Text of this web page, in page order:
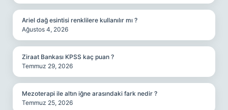
Ariel dağ esintisi renklilere kullanılır mı ?
Ağustos 4, 2026
Ziraat Bankası KPSS kaç puan ?
Temmuz 29, 2026
Mezoterapi ile altın iğne arasındaki fark nedir ?
Temmuz 25, 2026